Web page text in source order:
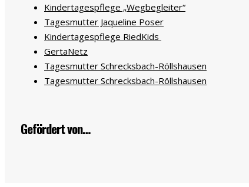
Kindertagespflege „Wegbegleiter“
Tagesmutter Jaqueline Poser
Kindertagespflege RiedKids
GertaNetz
Tagesmutter Schrecksbach-Röllshausen
Tagesmutter Schrecksbach-Röllshausen
Gefördert von…